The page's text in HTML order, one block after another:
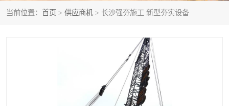
当前位置： 首页 > 供应商机 > 长沙强夯施工 新型夯实设备